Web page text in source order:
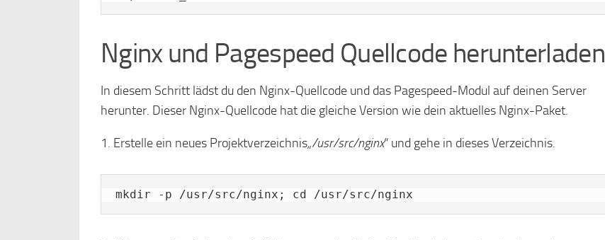
Nginx und Pagespeed Quellcode herunterladen
In diesem Schritt lädst du den Nginx-Quellcode und das Pagespeed-Modul auf deinen Server
herunter. Dieser Nginx-Quellcode hat die gleiche Version wie dein aktuelles Nginx-Paket.
1. Erstelle ein neues Projektverzeichnis„/usr/src/nginx“ und gehe in dieses Verzeichnis.
mkdir -p /usr/src/nginx; cd /usr/src/nginx